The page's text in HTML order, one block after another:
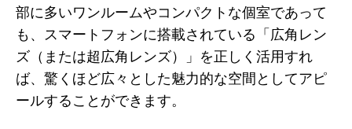
部に多いワンルームやコンパクトな個室であって
も、スマートフォンに搭載されている「広角レン
ズ（または超広角レンズ）」を正しく活用すれ
ば、驚くほど広々とした魅力的な空間としてアピ
ールすることができます。